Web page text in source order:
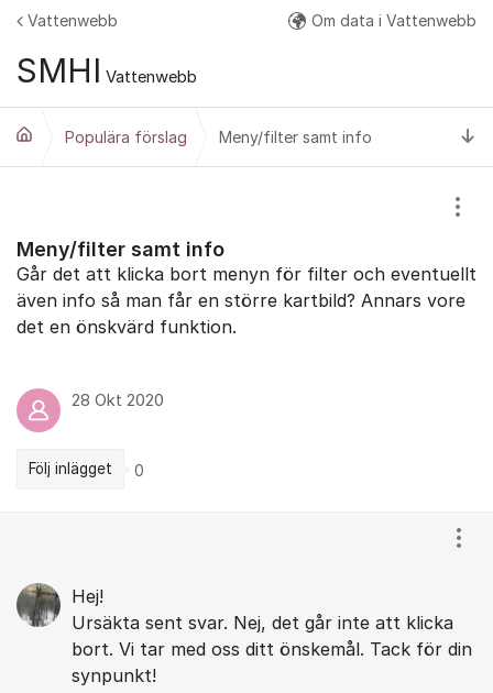
Hoppa till innehåll
SMHI Vattenwebb
Vattenwebb Om data i Vattenwebb
Populära förslag Meny/filter samt info
Meny/filter samt info
Går det att klicka bort menyn för filter och eventuellt
även info så man får en större kartbild? Annars vore
det en önskvärd funktion.
28 Okt 2020
Följ inlägget 0
Hej!
Ursäkta sent svar. Nej, det går inte att klicka
bort. Vi tar med oss ditt önskemål. Tack för din
synpunkt!